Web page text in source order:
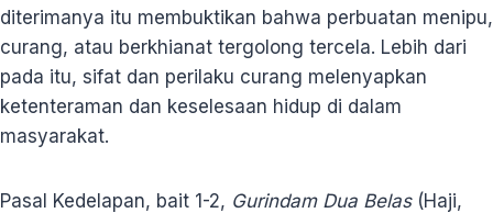
diterimanya itu membuktikan bahwa perbuatan menipu,
curang, atau berkhianat tergolong tercela. Lebih dari
pada itu, sifat dan perilaku curang melenyapkan
ketenteraman dan keselesaan hidup di dalam
masyarakat.
Pasal Kedelapan, bait 1-2, Gurindam Dua Belas(Haji,